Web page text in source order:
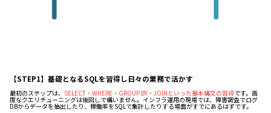
【STEP1】基礎となるSQLを習得し日々の業務で活かす
最初のステップは、 SELECT・WHERE・GROUP BY・JOINといった基本構文の習得です。高
度なクエリチューニングは後回しで構いません。インフラ運用の現場では、障害調査でログ
DBからデータを抽出したり、稼働率をSQLで集計したりする場面がすでにあるはずです。